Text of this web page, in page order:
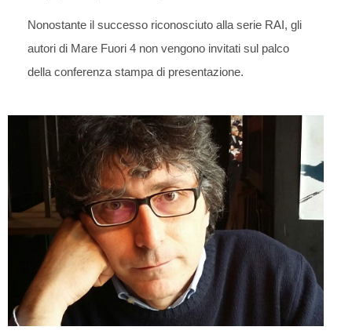
Nonostante il successo riconosciuto alla serie RAI, gli
autori di Mare Fuori 4 non vengono invitati sul palco
della conferenza stampa di presentazione.